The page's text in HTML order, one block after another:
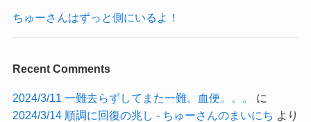
ちゅーさんはずっと側にいるよ！
Recent Comments
2024/3/11 一難去らずしてまた一難。血便。。。
に
2024/3/14 順調に回復の兆し - ちゅーさんのまいにち より